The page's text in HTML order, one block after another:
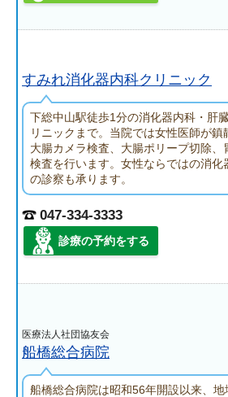
すみれ消化器内科クリニック
下総中山駅徒歩1分の消化器内科・肝
リニックまで。当院では女性医師が
大腸カメラ検査、大腸ポリープ切除
検査を行います。女性ならではの消
の診察も承ります。
047-334-3333
診療の予約をする
医療法人社団協友会
船橋総合病院
船橋総合病院は昭和56年開設以来、